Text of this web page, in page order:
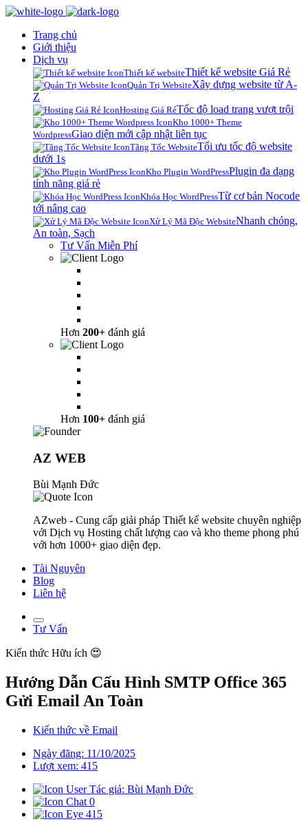
Trang chủ
Giới thiệu
Dịch vụ
Thiết kế websiteThiết kế website Giá Rẻ
Quản Trị WebsiteXây dựng website từ A-
Z
Hosting Giá RẻTốc độ load trang vượt trội
Kho 1000+ Theme
WordpressGiao diện mới cập nhật liên tục
Tăng Tốc WebsiteTối ưu tốc độ website
dưới 1s
Kho Plugin WordPressPlugin đa dạng
tính năng giá rẻ
Khóa Học WordPressTừ cơ bản Nocode
tới nâng cao
Xử Lý Mã Độc WebsiteNhanh chóng,
An toàn, Sạch
Tư Vấn Miễn Phí
Hơn 200+ đánh giá
Hơn 100+ đánh giá
AZ WEB
Bùi Mạnh Đức
AZweb - Cung cấp giải pháp Thiết kế website chuyên nghiệp
với Dịch vụ Hosting chất lượng cao và kho theme phong phú
với hơn 1000+ giao diện đẹp.
Tài Nguyên
Blog
Liên hệ
Tư Vấn
Kiến thức Hữu ích 😍
Hướng Dẫn Cấu Hình SMTP Office 365
Gửi Email An Toàn
Kiến thức về Email
Ngày đăng: 11/10/2025
Lượt xem: 415
Tác giả: Bùi Mạnh Đức
0
415